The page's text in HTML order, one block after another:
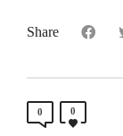
Share
0 0